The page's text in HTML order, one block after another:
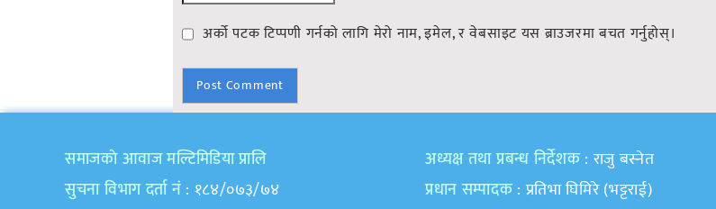
अर्को पटक टिप्पणी गर्नको लागि मेरो नाम, इमेल, र वेबसाइट यस ब्राउजरमा बचत गर्नुहोस्।
समाजकाे आवाज मल्टिमिडिया प्रालि
सुचना विभाग दर्ता नं : १८४/०७३/७४
अध्यक्ष तथा प्रबन्ध निर्देशक : राजु बस्नेत
प्रधान सम्पादक : प्रतिभा घिमिरे (भट्टराई)